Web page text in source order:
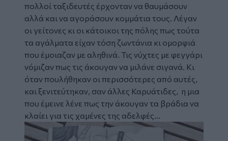
πολλοί ταξιδευτές έρχονταν να θαυμάσουν
αλλά και να αγοράσουν κομμάτια τους. Λέγαν
οι γείτονες κι οι κάτοικοι της πόλης πως τούτα
τα αγάλματα είχαν τόση ζωντάνια κι ομορφιά
που έμοιαζαν με αληθινά. Τις νύχτες με φεγγάρι
νόμιζαν πως τις άκουγαν να μιλάνε σιγανά. Κι
όταν πουλήθηκαν οι περισσότερες από αυτές,
και ξενιτεύτηκαν, σαν άλλες Καρυάτιδες, η μια
που έμεινε λένε πως την άκουγαν τα βράδια να
κλαίει για τις χαμένες της αδελφές…
Image